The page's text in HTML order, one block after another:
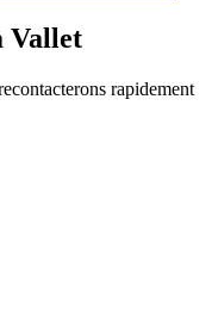
Vallet
rapidement